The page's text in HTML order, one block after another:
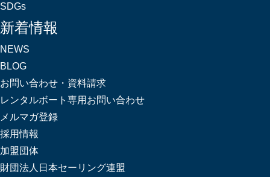
SDGs
新着情報
NEWS
BLOG
お問い合わせ・資料請求
レンタルボート専用お問い合わせ
メルマガ登録
採用情報
加盟団体
財団法人日本セーリング連盟